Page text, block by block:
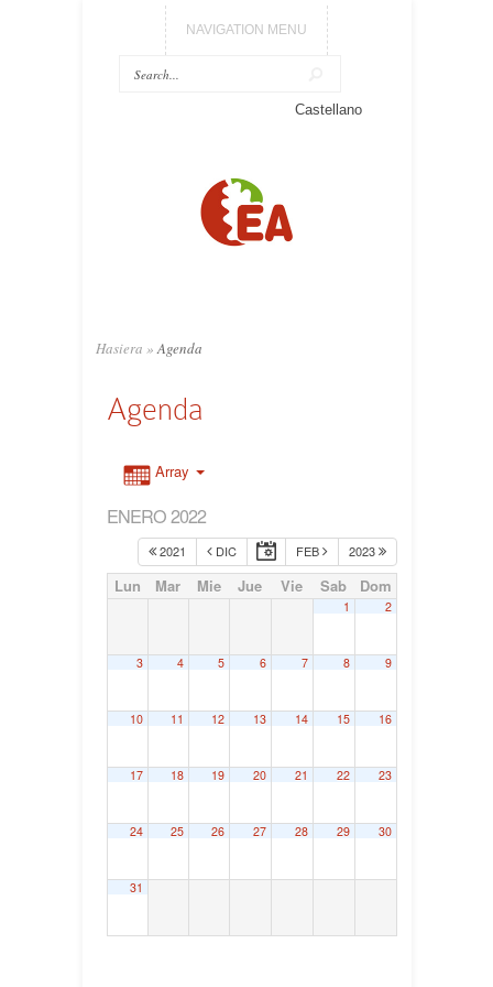
NAVIGATION MENU
Castellano
Hasiera » Agenda
Agenda
Array
ENERO 2022
2021 DIC FEB 2023
Lun Mar Mie Jue Vie Sab Dom
1 2
3 4 5 6 7 8 9
10 11 12 13 14 15 16
17 18 19 20 21 22 23
24 25 26 27 28 29 30
31